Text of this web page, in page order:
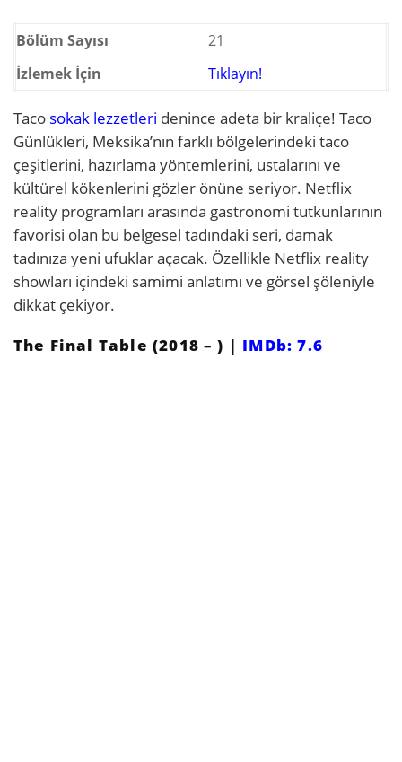
Bölüm Sayısı
21
İzlemek İçin
Tıklayın!
Taco sokak lezzetleri denince adeta bir kraliçe! Taco
Günlükleri, Meksika’nın farklı bölgelerindeki taco
çeşitlerini, hazırlama yöntemlerini, ustalarını ve
kültürel kökenlerini gözler önüne seriyor. Netflix
reality programları arasında gastronomi tutkunlarının
favorisi olan bu belgesel tadındaki seri, damak
tadınıza yeni ufuklar açacak. Özellikle Netflix reality
showları içindeki samimi anlatımı ve görsel şöleniyle
dikkat çekiyor.
The Final Table (2018 – ) | IMDb: 7.6